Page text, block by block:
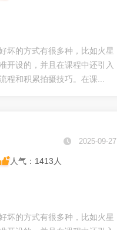
坏的方式有很多种，比如火星
开设的，并且在课程中还引入
程和积累拍摄技巧。在课...
2025-09-27
人气：1413人
坏的方式有很多种，比如火星